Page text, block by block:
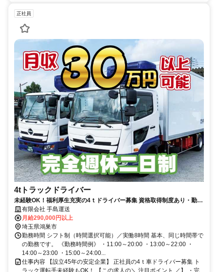
正社員
4tトラックドライバー
未経験OK！福利厚生充実の4ｔドライバー募集 資格取得制度あり・勤務
時間選べます・髪色自由・ひげOK
有限会社 手島運送
月給290,000円以上
埼玉県鴻巣市
勤務時間 シフト制（時間選択可能）／実働8時間 基本、同じ時間帯で
の勤務です。 《勤務時間例》 ・11:00～20:00 ・13:00～22:00 ・
14:00～23:00 ・15:00～24:00...
仕事内容 【設立45年の安定企業】 正社員の4ｔ車ドライバー募集 ト
ラック運転手未経験もOK！ 【この求人の＼ 注目ポイント ／】 ・完